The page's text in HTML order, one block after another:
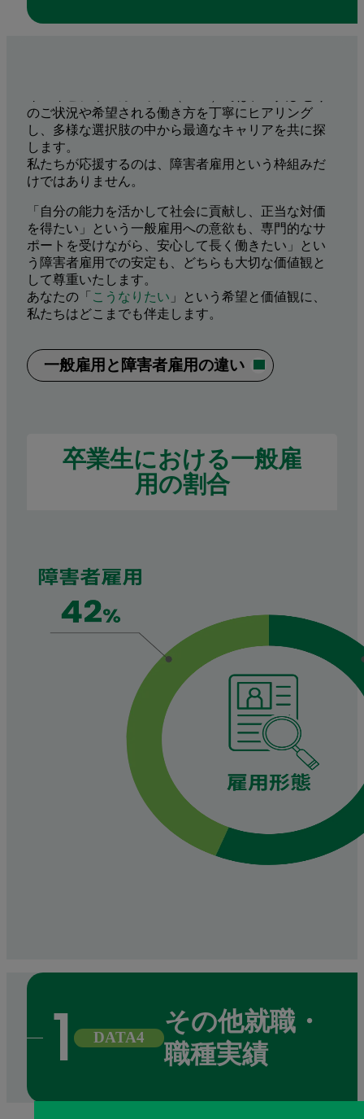
のご状況や希望される働き方を丁寧にヒアリング
し、多様な選択肢の中から最適なキャリアを共に探
します。
私たちが応援するのは、障害者雇用という枠組みだ
けではありません。
「自分の能力を活かして社会に貢献し、正当な対価
を得たい」という一般雇用への意欲も、専門的なサ
ポートを受けながら、安心して長く働きたい」とい
う障害者雇用での安定も、どちらも大切な価値観と
して尊重いたします。
あなたの「 こうなりたい 」という希望と価値観に、
私たちはどこまでも伴走します。
一般雇用と障害者雇用の違い
卒業生における一般雇
用の割合
DATA4
その他就職・
職種実績